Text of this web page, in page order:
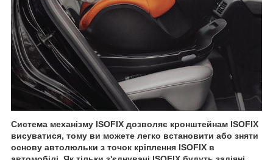
Система механізму ISOFIX дозволяє кронштейнам ISOFIX
висуватися, тому ви можете легко встановити або зняти
основу автолюльки з точок кріплення ISOFIX в